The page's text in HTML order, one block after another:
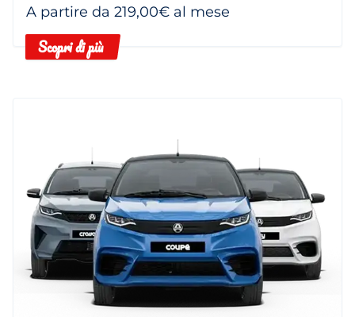
A partire da 219,00€ al mese
Scopri di più